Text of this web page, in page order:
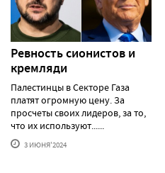
Ревность сионистов и
кремляди
Палестинцы в Секторе Газа
платят огромную цену. За
просчеты своих лидеров, за то,
что их используют......
3 ИЮНЯ'2024